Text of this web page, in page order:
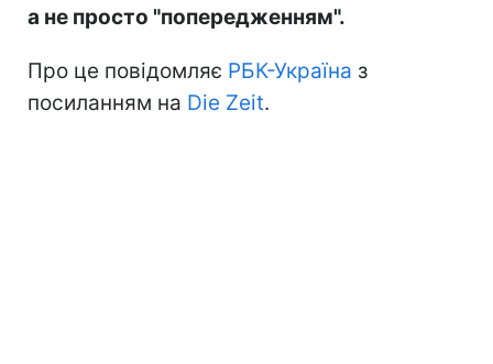
а не просто "попередженням".
Про це повідомляє РБК-Україна з
посиланням на Die Zeit.